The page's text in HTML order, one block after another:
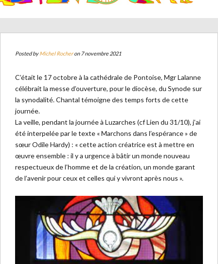
Posted byMichel Rocheron 7 novembre 2021
C’était le 17 octobre à la cathédrale de Pontoise, Mgr Lalanne
célébrait la messe d’ouverture, pour le diocèse, du Synode sur
la synodalité. Chantal témoigne des temps forts de cette
journée.
La veille, pendant la journée à Luzarches (cf Lien du 31/10), j’ai
été interpelée par le texte « Marchons dans l’espérance » de
sœur Odile Hardy) : « cette action créatrice est à mettre en
œuvre ensemble : il y a urgence à bâtir un monde nouveau
respectueux de l’homme et de la création, un monde garant
de l’avenir pour ceux et celles qui y vivront après nous ».